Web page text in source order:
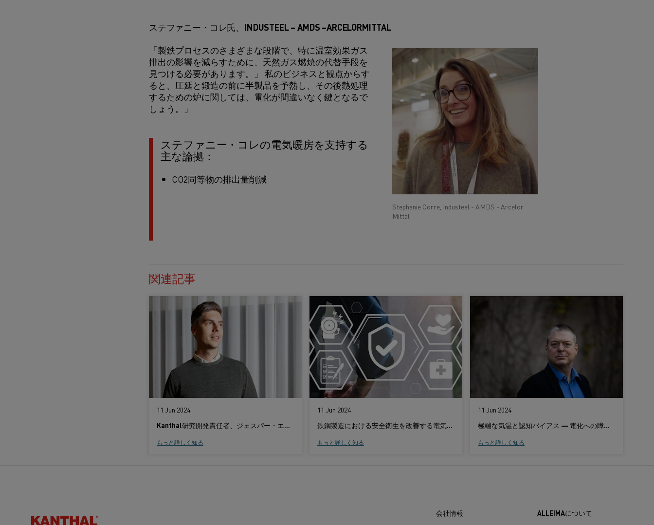
ステファニー・コレ氏、INDUSTEEL – AMDS –ARCELORMITTAL
Stephanie Corre, Industeel - AMDS - Arcelor
Mittal
「製鉄プロセスのさまざまな段階で、特に温室効果ガス
排出の影響を減らすために、天然ガス燃焼の代替手段を
見つける必要があります。」 私のビジネスと観点からす
ると、圧延と鍛造の前に半製品を予熱し、その後熱処理
するための炉に関しては、電化が間違いなく鍵となるで
しょう。」
ステファニー・コレの電気暖房を支持する
主な論拠：
CO2同等物の排出量削減
関連記事
11 Jun 2024
Kanthal研究開発責任者、ジェスパー・エジェンスタム: 電気加熱の影響を過小評価しないでください
もっと詳しく知る
11 Jun 2024
鉄鋼製造における安全衛生を改善する電気加熱の方法
もっと詳しく知る
11 Jun 2024
極端な気温と認知バイアス — 電化への障壁を克服するために
もっと詳しく知る
Kanthal® 会社情報 ALLEIMAについて